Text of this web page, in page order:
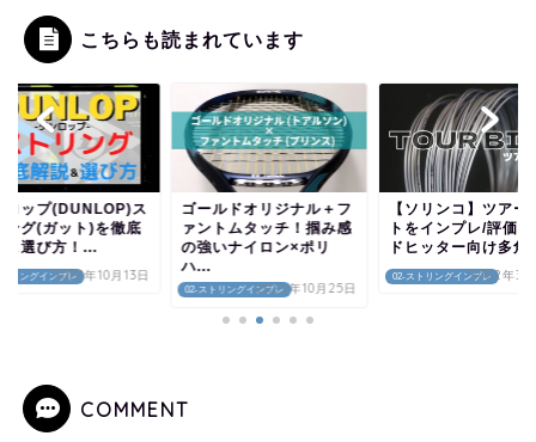
こちらも読まれています
リングインプレ
ロップ(DUNLOP)ス
ング(ガット)を徹底
＆選び方！...
2020年10月13日
02-ストリングインプレ
ゴールドオリジナル＋フ
ァントムタッチ！掴み感
の強いナイロン×ポリ
ハ...
2022年10月25日
02-ストリングインプレ
【ソリンコ】ツアー
トをインプレ/評価
ドヒッター向け多角
2022年3
COMMENT